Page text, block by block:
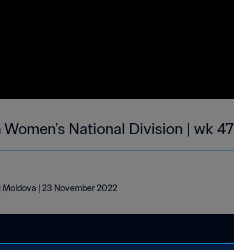
Women's National Division | wk 47
Moldova | 23 November 2022